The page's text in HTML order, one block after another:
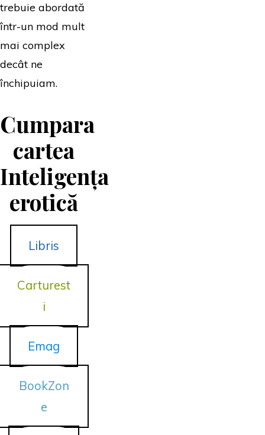
trebuie abordată
într-un mod mult
mai complex
decât ne
închipuiam.
Cumpara
cartea
Inteligența
erotică
Libris
Carturest
i
Emag
BookZon
e